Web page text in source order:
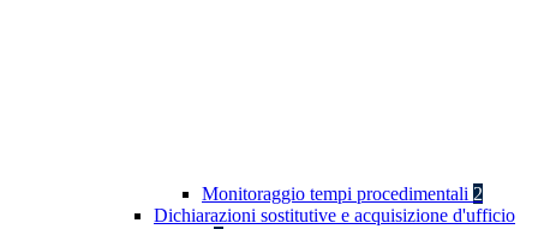
Monitoraggio tempi procedimentali 2
Dichiarazioni sostitutive e acquisizione d'ufficio